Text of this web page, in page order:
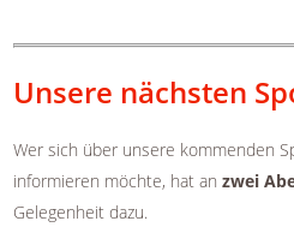
Unsere nächsten
Wer sich über unsere kommenden
informieren möchte, hat an zwei
Gelegenheit dazu.